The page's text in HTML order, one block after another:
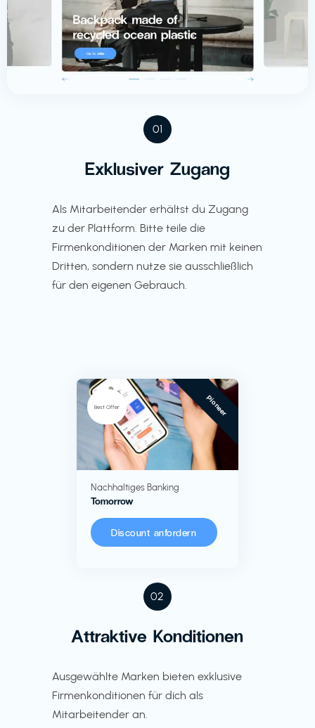
01
Exklusiver Zugang
Als Mitarbeitender erhältst du Zugang
zu der Plattform. Bitte teile die
Firmenkonditionen der Marken mit keinen
Dritten, sondern nutze sie ausschließlich
für den eigenen Gebrauch.
02
Attraktive Konditionen
Ausgewählte Marken bieten exklusive
Firmenkonditionen für dich als
Mitarbeitender an.
Best Offer Pioneer
Nachhaltiges Banking
Tomorrow
Discount anfordern